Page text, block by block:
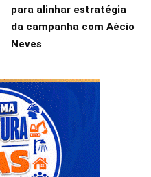
para alinhar estratégia
da campanha com Aécio
Neves